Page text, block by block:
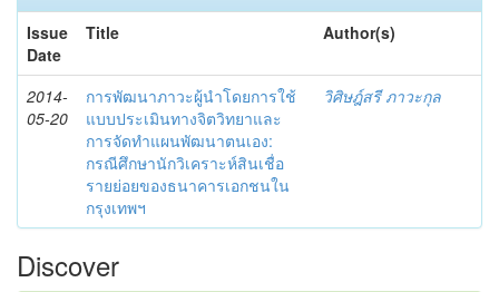
Issue
Date
Title Author(s)
2014-
05-20
การพัฒนาภาวะผู้นำโดยการใช้
แบบประเมินทางจิตวิทยาและ
การจัดทำแผนพัฒนาตนเอง:
กรณีศึกษานักวิเคราะห์สินเชื่อ
รายย่อยของธนาคารเอกชนใน
กรุงเทพฯ
วิศิษฎ์สรี ภาวะกุล
Discover